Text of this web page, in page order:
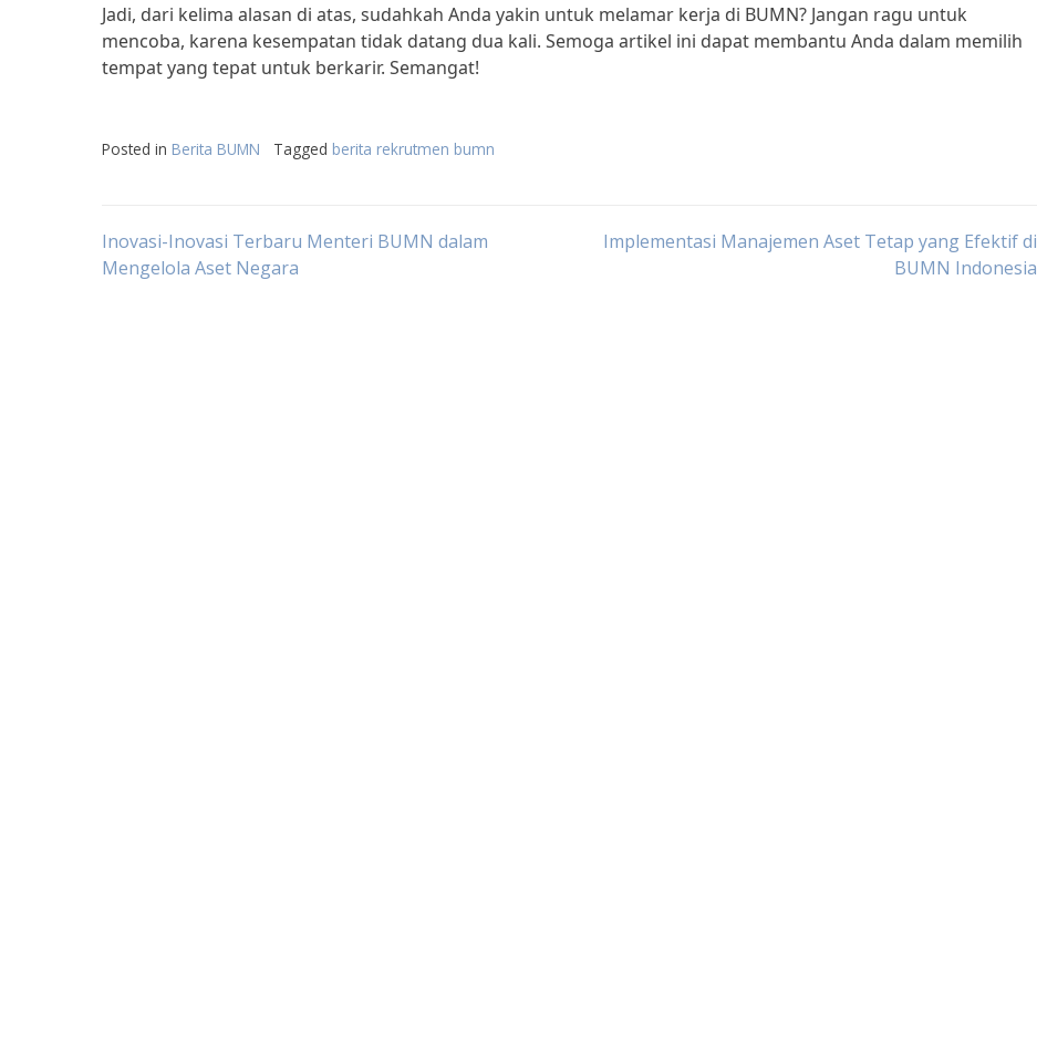
Jadi, dari kelima alasan di atas, sudahkah Anda yakin untuk melamar kerja di BUMN? Jangan ragu untuk
mencoba, karena kesempatan tidak datang dua kali. Semoga artikel ini dapat membantu Anda dalam memilih
tempat yang tepat untuk berkarir. Semangat!
Posted in Berita BUMN Tagged berita rekrutmen bumn
Post
Inovasi-Inovasi Terbaru Menteri BUMN dalam
Mengelola Aset Negara
Implementasi Manajemen Aset Tetap yang Efektif di
BUMN Indonesia